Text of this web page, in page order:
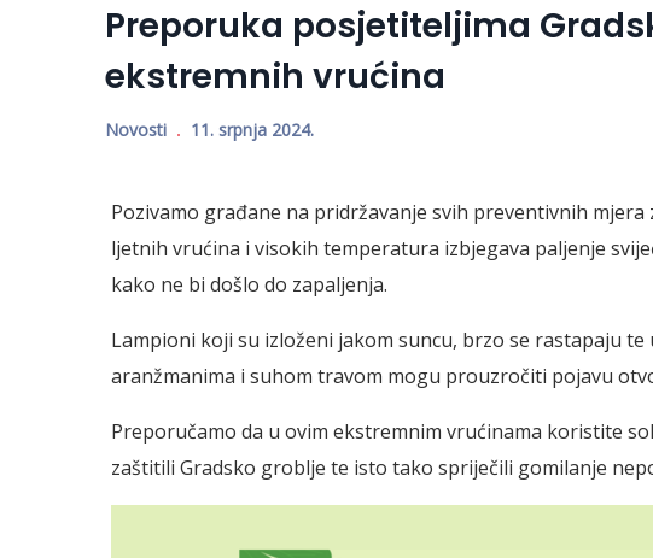
Preporuka posjetiteljima
ekstremnih vrućina
Novosti 11. srpnja 2024.
Pozivamo građane na pridržavanje svih preventivnih
ljetnih vrućina i visokih temperatura izbjegava paljenje
kako ne bi došlo do zapaljenja.
Lampioni koji su izloženi jakom suncu, brzo se rastapaju te
aranžmanima i suhom travom mogu prouzročiti pojavu
Preporučamo da u ovim ekstremnim vrućinama koristite
zaštitili Gradsko groblje te isto tako spriječili gomilanje